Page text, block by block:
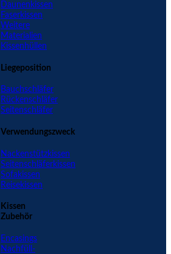
Daunenkissen
Faserkissen
Weitere
Materialien
Kissenhüllen
Liegeposition
Bauchschläfer
Rückenschläfer
Seitenschläfer
Verwendungszweck
Nackenstützkissen
Seitenschläferkissen
Sofakissen
Reisekissen
Kissen
Zubehör
Encasings
Nachfüll-